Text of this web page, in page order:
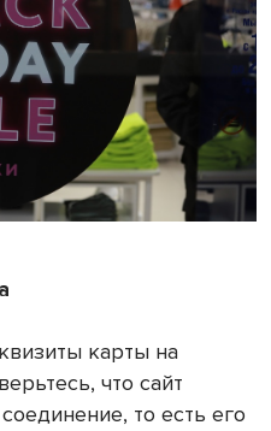
карты на
что сайт
то есть его